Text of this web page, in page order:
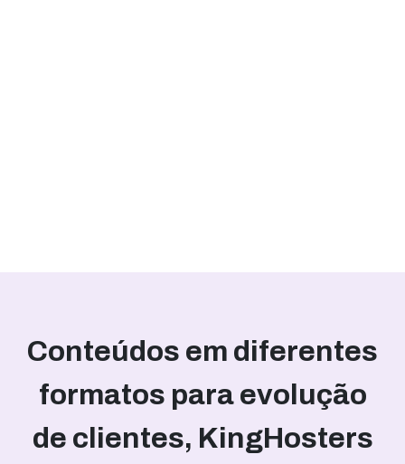
Conteúdos em diferentes
formatos para evolução
de clientes, KingHosters